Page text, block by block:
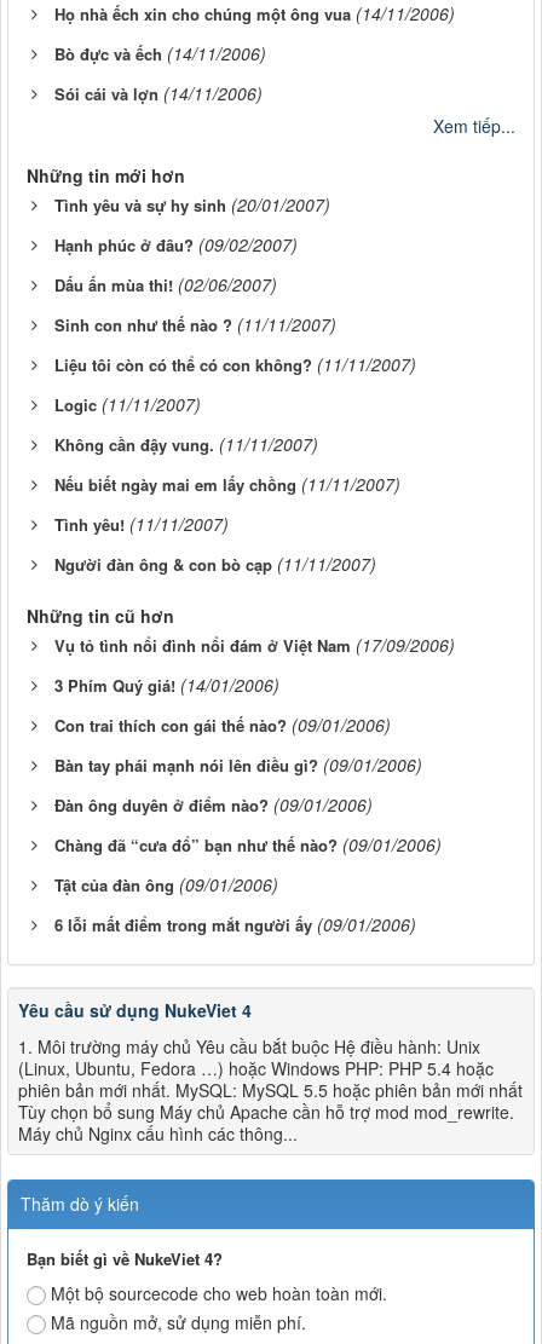
Họ nhà ếch xin cho chúng một ông vua (14/11/2006)
Bò đực và ếch (14/11/2006)
Sói cái và lợn (14/11/2006)
Xem tiếp...
Những tin mới hơn
Tình yêu và sự hy sinh (20/01/2007)
Hạnh phúc ở đâu? (09/02/2007)
Dấu ấn mùa thi! (02/06/2007)
Sinh con như thế nào ? (11/11/2007)
Liệu tôi còn có thể có con không? (11/11/2007)
Logic (11/11/2007)
Không cần đậy vung. (11/11/2007)
Nếu biết ngày mai em lấy chồng (11/11/2007)
Tình yêu! (11/11/2007)
Người đàn ông & con bò cạp (11/11/2007)
Những tin cũ hơn
Vụ tỏ tình nổi đình nổi đám ở Việt Nam (17/09/2006)
3 Phím Quý giá! (14/01/2006)
Con trai thích con gái thế nào? (09/01/2006)
Bàn tay phái mạnh nói lên điều gì? (09/01/2006)
Đàn ông duyên ở điểm nào? (09/01/2006)
Chàng đã “cưa đổ” bạn như thế nào? (09/01/2006)
Tật của đàn ông (09/01/2006)
6 lỗi mất điểm trong mắt người ấy (09/01/2006)
Yêu cầu sử dụng NukeViet 4
1. Môi trường máy chủ Yêu cầu bắt buộc Hệ điều hành: Unix
(Linux, Ubuntu, Fedora …) hoặc Windows PHP: PHP 5.4 hoặc
phiên bản mới nhất. MySQL: MySQL 5.5 hoặc phiên bản mới nhất
Tùy chọn bổ sung Máy chủ Apache cần hỗ trợ mod mod_rewrite.
Máy chủ Nginx cấu hình các thông...
Thăm dò ý kiến
Bạn biết gì về NukeViet 4?
Một bộ sourcecode cho web hoàn toàn mới.
Mã nguồn mở, sử dụng miễn phí.